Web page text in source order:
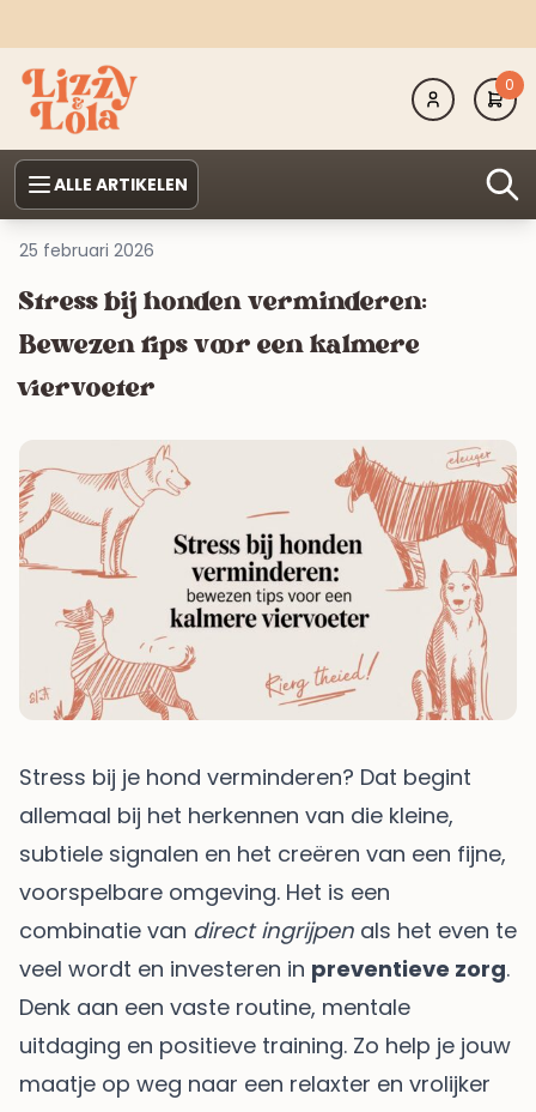
0
ALLE ARTIKELEN
25 februari 2026
Stress bij honden verminderen:
Bewezen tips voor een kalmere
viervoeter
Stress bij je hond verminderen? Dat begint
allemaal bij het herkennen van die kleine,
subtiele signalen en het creëren van een fijne,
voorspelbare omgeving. Het is een
combinatie van direct ingrijpen als het even te
veel wordt en investeren in preventieve zorg.
Denk aan een vaste routine, mentale
uitdaging en positieve training. Zo help je jouw
maatje op weg naar een relaxter en vrolijker